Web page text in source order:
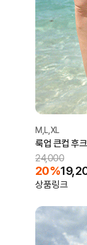
M,L,XL
룩업 큰컵 후
24,000
20%
상품링크